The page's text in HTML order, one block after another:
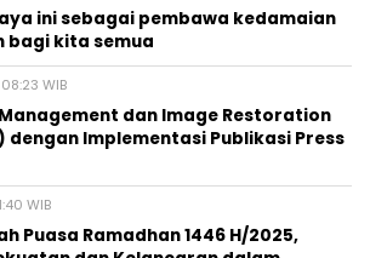
ini sebagai pembawa kedamaian
bagi kita semua
WIB
dan Image Restoration
dengan Implementasi Publikasi Press
WIB
Puasa Ramadhan 1446 H/2025,